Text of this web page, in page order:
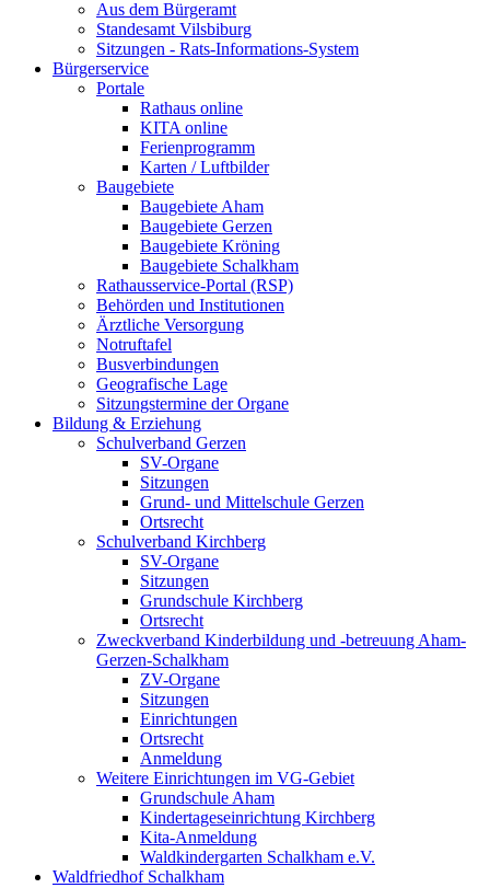
Aus dem Bürgeramt
Standesamt Vilsbiburg
Sitzungen - Rats-Informations-System
Bürgerservice
Portale
Rathaus online
KITA online
Ferienprogramm
Karten / Luftbilder
Baugebiete
Baugebiete Aham
Baugebiete Gerzen
Baugebiete Kröning
Baugebiete Schalkham
Rathausservice-Portal (RSP)
Behörden und Institutionen
Ärztliche Versorgung
Notruftafel
Busverbindungen
Geografische Lage
Sitzungstermine der Organe
Bildung & Erziehung
Schulverband Gerzen
SV-Organe
Sitzungen
Grund- und Mittelschule Gerzen
Ortsrecht
Schulverband Kirchberg
SV-Organe
Sitzungen
Grundschule Kirchberg
Ortsrecht
Zweckverband Kinderbildung und -betreuung Aham-
Gerzen-Schalkham
ZV-Organe
Sitzungen
Einrichtungen
Ortsrecht
Anmeldung
Weitere Einrichtungen im VG-Gebiet
Grundschule Aham
Kindertageseinrichtung Kirchberg
Kita-Anmeldung
Waldkindergarten Schalkham e.V.
Waldfriedhof Schalkham